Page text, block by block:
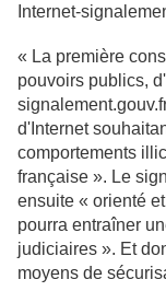
Internet-
« La première
pouvoirs publics,
d'Internet
comportements
française ». Le
ensuite « orienté
pourra entraîner
judiciaires ». Et
moyens de